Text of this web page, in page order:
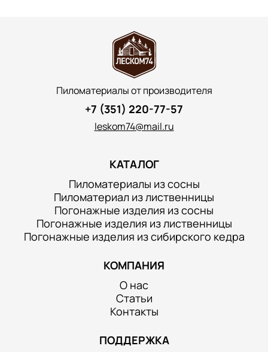
Пиломатериалы от производителя
+7 (351) 220-77-57
leskom74@mail.ru
КАТАЛОГ
Пиломатериалы из сосны
Пиломатериал из лиственницы
Погонажные изделия из сосны
Погонажные изделия из лиственницы
Погонажные изделия из сибирского кедра
КОМПАНИЯ
О нас
Статьи
Контакты
ПОДДЕРЖКА